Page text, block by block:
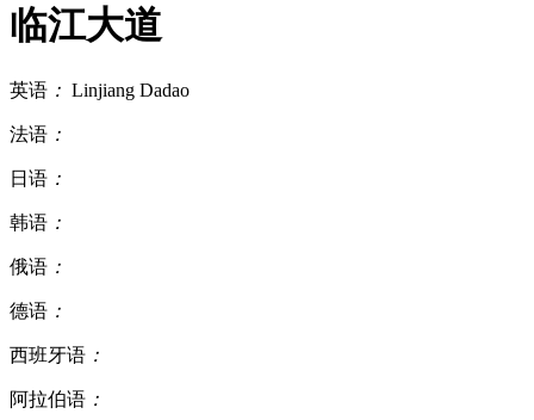
临江大道
英语 ： Linjiang Dadao
法语 ：
日语 ：
韩语 ：
俄语 ：
德语 ：
西班牙语 ：
阿拉伯语 ：